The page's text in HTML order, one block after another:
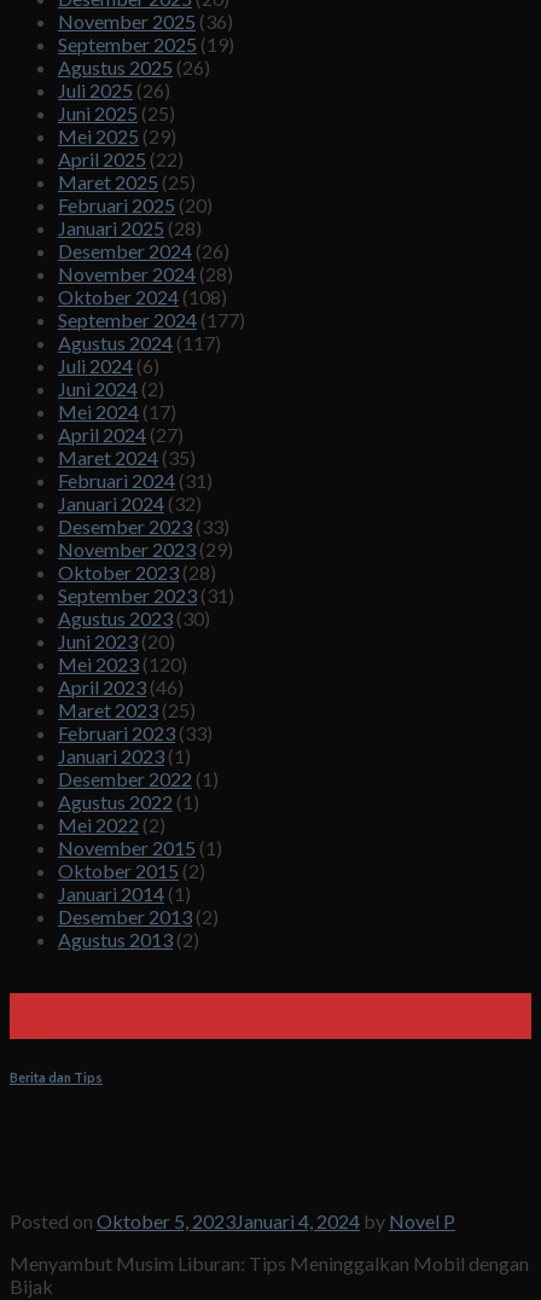
November 2025 (36)
September 2025 (19)
Agustus 2025 (26)
Juli 2025 (26)
Juni 2025 (25)
Mei 2025 (29)
April 2025 (22)
Maret 2025 (25)
Februari 2025 (20)
Januari 2025 (28)
Desember 2024 (26)
November 2024 (28)
Oktober 2024 (108)
September 2024 (177)
Agustus 2024 (117)
Juli 2024 (6)
Juni 2024 (2)
Mei 2024 (17)
April 2024 (27)
Maret 2024 (35)
Februari 2024 (31)
Januari 2024 (32)
Desember 2023 (33)
November 2023 (29)
Oktober 2023 (28)
September 2023 (31)
Agustus 2023 (30)
Juni 2023 (20)
Mei 2023 (120)
April 2023 (46)
Maret 2023 (25)
Februari 2023 (33)
Januari 2023 (1)
Desember 2022 (1)
Agustus 2022 (1)
Mei 2022 (2)
November 2015 (1)
Oktober 2015 (2)
Januari 2014 (1)
Desember 2013 (2)
Agustus 2013 (2)
Berita dan Tips
Posted on Oktober 5, 2023Januari 4, 2024 by Novel P
Menyambut Musim Liburan: Tips Meninggalkan Mobil dengan
Bijak